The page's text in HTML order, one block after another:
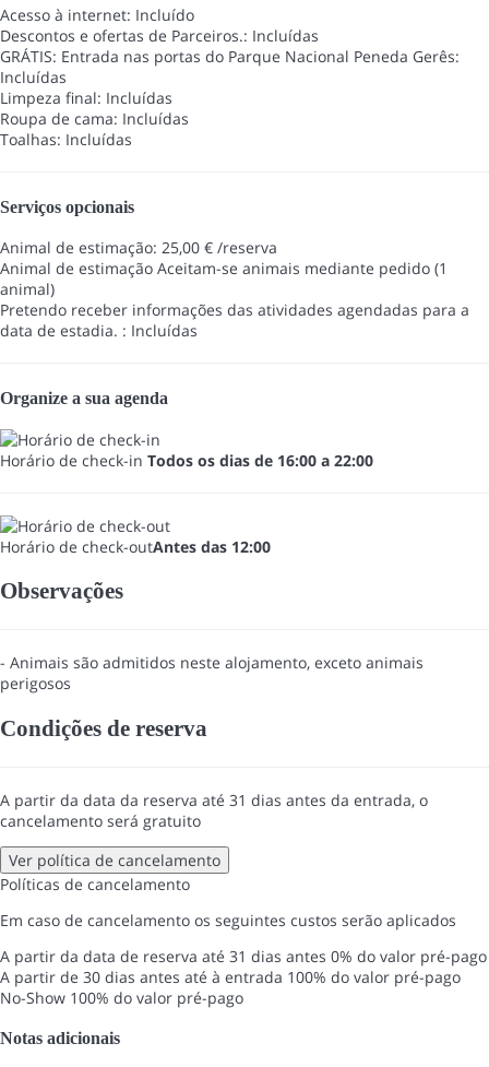
Acesso à internet: Incluído
Descontos e ofertas de Parceiros.: Incluídas
GRÁTIS: Entrada nas portas do Parque Nacional Peneda Gerês:
Incluídas
Limpeza final: Incluídas
Roupa de cama: Incluídas
Toalhas: Incluídas
Serviços opcionais
Animal de estimação: 25,00 € /reserva
Animal de estimação Aceitam-se animais mediante pedido (1
animal)
Pretendo receber informações das atividades agendadas para a
data de estadia. : Incluídas
Organize a sua agenda
Horário de check-in Todos os dias de 16:00 a 22:00
Horário de check-outAntes das 12:00
Observações
- Animais são admitidos neste alojamento, exceto animais
perigosos
Condições de reserva
A partir da data da reserva até 31 dias antes da entrada, o
cancelamento será gratuito
Ver política de cancelamento
Políticas de cancelamento
Em caso de cancelamento os seguintes custos serão aplicados
A partir da data de reserva até 31 dias antes 0% do valor pré-pago
A partir de 30 dias antes até à entrada 100% do valor pré-pago
No-Show 100% do valor pré-pago
Notas adicionais